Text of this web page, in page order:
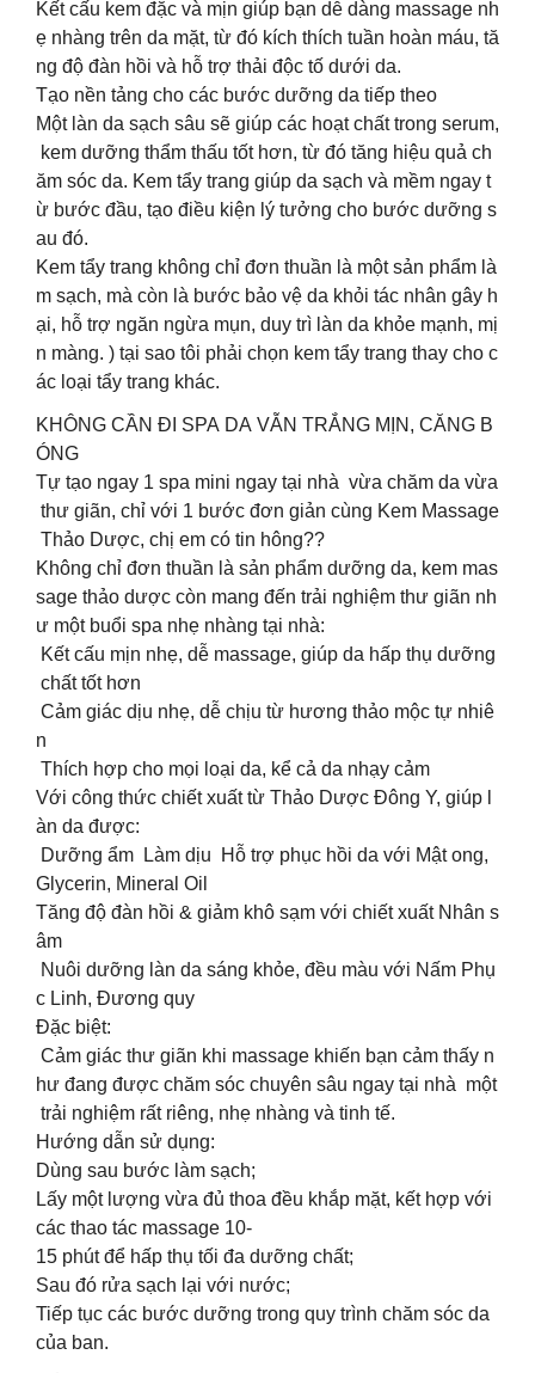
Kết cấu kem đặc và mịn giúp bạn dễ dàng massage nh
ẹ nhàng trên da mặt, từ đó kích thích tuần hoàn máu, tă
ng độ đàn hồi và hỗ trợ thải độc tố dưới da.
Tạo nền tảng cho các bước dưỡng da tiếp theo
Một làn da sạch sâu sẽ giúp các hoạt chất trong serum,
kem dưỡng thẩm thấu tốt hơn, từ đó tăng hiệu quả ch
ăm sóc da. Kem tẩy trang giúp da sạch và mềm ngay t
ừ bước đầu, tạo điều kiện lý tưởng cho bước dưỡng s
au đó.
Kem tẩy trang không chỉ đơn thuần là một sản phẩm là
m sạch, mà còn là bước bảo vệ da khỏi tác nhân gây h
ại, hỗ trợ ngăn ngừa mụn, duy trì làn da khỏe mạnh, mị
n màng. ) tại sao tôi phải chọn kem tẩy trang thay cho c
ác loại tẩy trang khác.
KHÔNG CẦN ĐI SPA DA VẪN TRẮNG MỊN, CĂNG B
ÓNG
Tự tạo ngay 1 spa mini ngay tại nhà vừa chăm da vừa
thư giãn, chỉ với 1 bước đơn giản cùng Kem Massage
Thảo Dược, chị em có tin hông??
Không chỉ đơn thuần là sản phẩm dưỡng da, kem mas
sage thảo dược còn mang đến trải nghiệm thư giãn nh
ư một buổi spa nhẹ nhàng tại nhà:
️ Kết cấu mịn nhẹ, dễ massage, giúp da hấp thụ dưỡng
chất tốt hơn
️ Cảm giác dịu nhẹ, dễ chịu từ hương thảo mộc tự nhiê
n
️ Thích hợp cho mọi loại da, kể cả da nhạy cảm
Với công thức chiết xuất từ Thảo Dược Đông Y, giúp l
àn da được:
Dưỡng ẩm Làm dịu Hỗ trợ phục hồi da với Mật ong,
Glycerin, Mineral Oil
Tăng độ đàn hồi & giảm khô sạm với chiết xuất Nhân s
âm
Nuôi dưỡng làn da sáng khỏe, đều màu với Nấm Phụ
c Linh, Đương quy
Đặc biệt:
‍️ Cảm giác thư giãn khi massage khiến bạn cảm thấy n
hư đang được chăm sóc chuyên sâu ngay tại nhà một
trải nghiệm rất riêng, nhẹ nhàng và tinh tế.
Hướng dẫn sử dụng:
Dùng sau bước làm sạch;
Lấy một lượng vừa đủ thoa đều khắp mặt, kết hợp với
các thao tác massage 10-
15 phút để hấp thụ tối đa dưỡng chất;
Sau đó rửa sạch lại với nước;
Tiếp tục các bước dưỡng trong quy trình chăm sóc da
của ban.